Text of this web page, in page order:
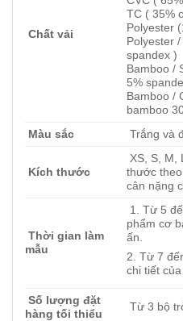
Chất vải
TC ( 35%
Polyester
Polyester
spandex )
Bamboo /
5%
Bamboo /
bamboo
Màu sắc
Trắng và
Kích thước
XS, S, M,
thước
cân nặng
Thời gian làm
mẫu
1. Từ 5
phẩm cơ
ấn.
2. Từ 7
chi tiết của
Số lượng đặt
hàng tối thiểu
Từ 3 bộ